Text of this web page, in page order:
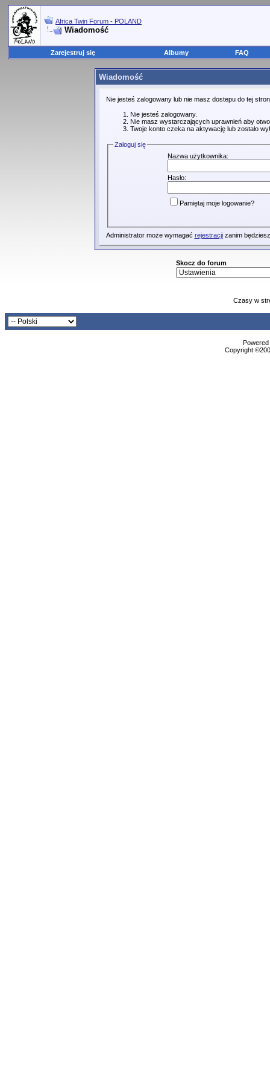
Africa Twin Forum - POLAND
Wiadomość
Zarejestruj się Albumy FAQ
Wiadomość
Nie jesteś zalogowany lub nie masz dostepu do tej
Nie jesteś zalogowany.
Nie masz wystarczających uprawnień aby
Twoje konto czeka na aktywację lub zostało
Zaloguj się
Nazwa użytkownika:
Hasło:
Pamiętaj moje logowanie?
Administrator może wymagać rejestracjizanim
Skocz do forum
Czasy w
Copyright